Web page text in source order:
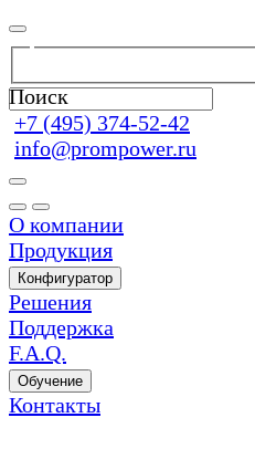
Поиск
+7 (495) 374-52-42
info@prompower.ru
О компании
Продукция
Конфигуратор
Решения
Поддержка
F.A.Q.
Обучение
Контакты